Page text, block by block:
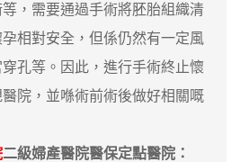
，需要通過手術將胚胎組織清
相對安全，但係仍然有一定風
孔等。因此，進行手術終止懷
院，並喺術前術後做好相關嘅
二級婦產醫院醫保定點醫院：